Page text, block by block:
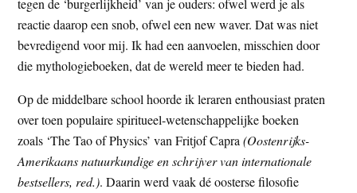
tegen de ‘burgerlijkheid’ van je ouders: ofwel werd je als
reactie daarop een snob, ofwel een new waver. Dat was niet
bevredigend voor mij. Ik had een aanvoelen, misschien door
die mythologieboeken, dat de wereld meer te bieden had.
Op de middelbare school hoorde ik leraren enthousiast praten
over toen populaire spiritueel-wetenschappelijke boeken
zoals ‘The Tao of Physics’ van Fritjof Capra(Oostenrijks-
Amerikaans natuurkundige en schrijver van internationale
bestsellers, red.). Daarin werd vaak dé oosterse filosofie